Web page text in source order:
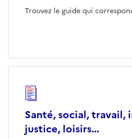
Trouvez le guide qui
Santé, social, travail,
justice, loisirs...